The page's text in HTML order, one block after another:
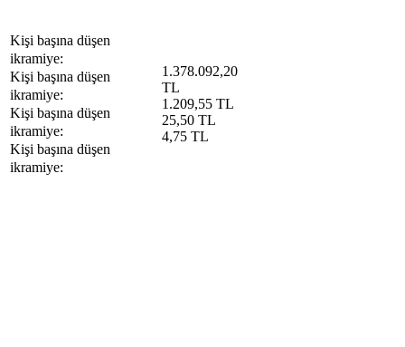
Kişi başına düşen
ikramiye:
Kişi başına düşen
ikramiye:
Kişi başına düşen
ikramiye:
Kişi başına düşen
ikramiye:
1.378.092,20
TL
1.209,55 TL
25,50 TL
4,75 TL